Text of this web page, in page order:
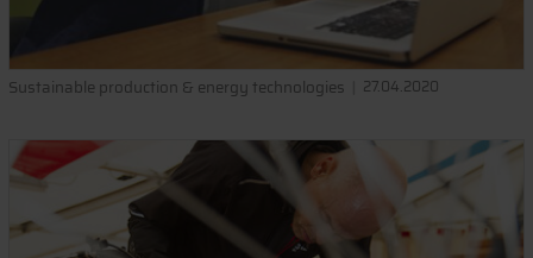
Sustainable production & energy technologies 27.04.2020